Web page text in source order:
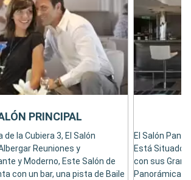
la Cubiera 3, El Salón
Reuniones y
y Moderno, Este Salón de
con un bar, una pista de Baile
PRINCIPAL
El Salón
Está Situado
con sus
Panorámica